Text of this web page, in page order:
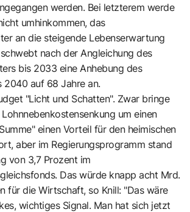
werden. Bei letzterem werde
umhinkommen, das
an die steigende Lebenserwartung
nach der Angleichung des
bis 2033 eine Anhebung des
2040 auf 68 Jahre an.
"Licht und Schatten". Zwar bringe
um einen
einen Vorteil für den heimischen
aber im Regierungsprogramm stand
von 3,7 Prozent im
Das würde knapp acht Mrd.
für die Wirtschaft, so Knill: "Das wäre
wichtiges Signal. Man hat sich jetzt